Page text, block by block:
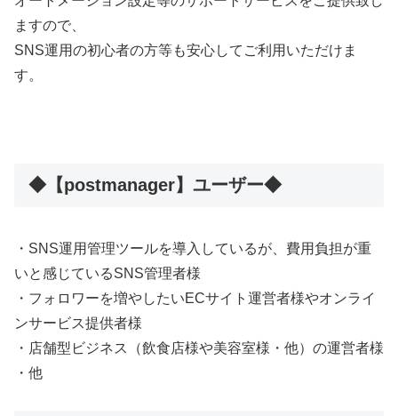
ますので、
SNS運用の初心者の方等も安心してご利用いただけま
す。
◆【postmanager】ユーザー◆
・SNS運用管理ツールを導入しているが、費用負担が重
いと感じているSNS管理者様
・フォロワーを増やしたいECサイト運営者様やオンライ
ンサービス提供者様
・店舗型ビジネス（飲食店様や美容室様・他）の運営者様
・他